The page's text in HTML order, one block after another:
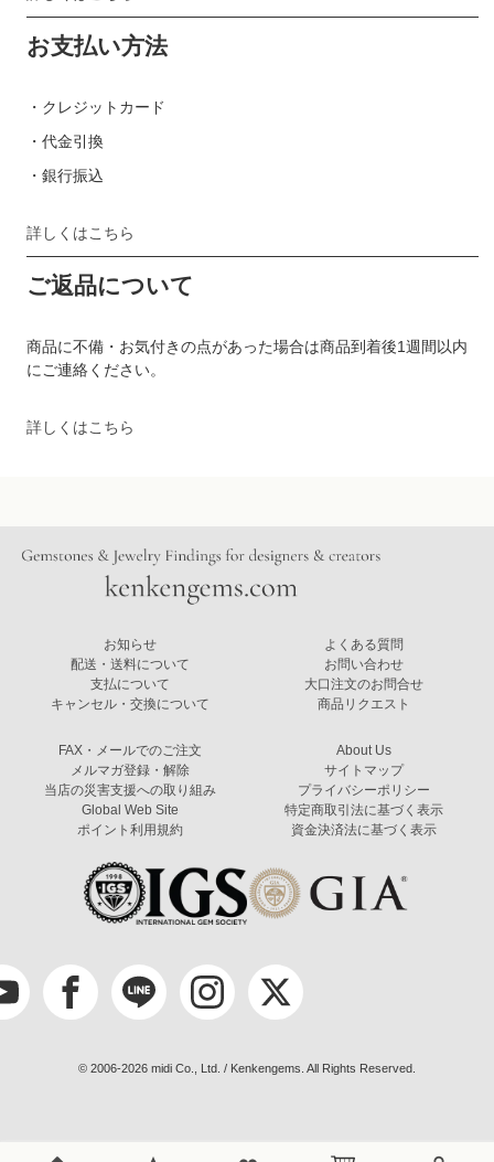
お支払い方法
・クレジットカード
・代金引換
・銀行振込
詳しくはこちら
ご返品について
商品に不備・お気付きの点があった場合は商品到着後1週間以内
にご連絡ください。
詳しくはこちら
お知らせ
配送・送料について
支払について
キャンセル・交換について
よくある質問
お問い合わせ
大口注文のお問合せ
商品リクエスト
FAX・メールでのご注文
メルマガ登録・解除
当店の災害支援への取り組み
Global Web Site
ポイント利用規約
About Us
サイトマップ
プライバシーポリシー
特定商取引法に基づく表示
資金決済法に基づく表示
© 2006-2026 midi Co., Ltd. / Kenkengems. All Rights Reserved.